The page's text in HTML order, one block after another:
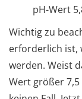
pH-Wert
Wichtig zu
erforderlich ist,
werden. Weist
Wert größer